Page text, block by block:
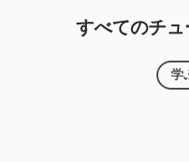
すべてのチ
学